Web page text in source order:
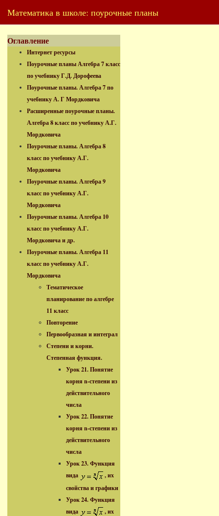
Математика в школе: поурочные планы
Оглавление
Интернет ресурсы
Поурочные планы Алгебра 7 класс
по учебнику Г.Д. Дорофеева
Поурочные планы. Алгебра 7 по
учебнику А. Г Мордковича
Расширенные поурочные планы.
Алгебра 8 класс по учебнику А.Г.
Мордковича
Поурочные планы. Алгебра 8
класс по учебнику А.Г.
Мордковича
Поурочные планы. Алгебра 9
класс по учебнику А.Г.
Мордковича
Поурочные планы. Алгебра 10
класс по учебнику А.Г.
Мордковича и др.
Поурочные планы. Алгебра 11
класс по учебнику А.Г.
Мордковича
Тематическое
планирование по алгебре
11 класс
Повторение
Первообразная и интеграл
Степени и корни.
Степенная функция.
Урок 21. Понятие
корня n-степени из
действительного
числа
Урок 22. Понятие
корня n-степени из
действительного
числа
Урок 23. Функция
вида
, их
свойства и графики
Урок 24. Функция
вида
, их